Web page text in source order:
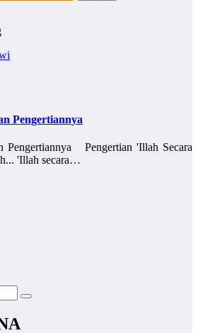
Pengertiannya
Pengertiannya Pengertian 'Illah Secara
'Illah secara…